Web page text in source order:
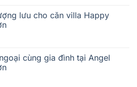
lưu cho căn villa Happy
cùng gia đình tại Angel